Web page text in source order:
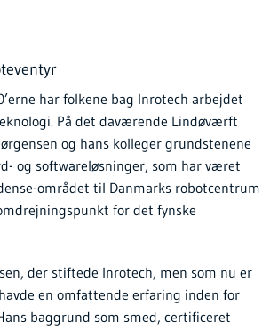
har folkene bag Inrotech arbejdet
På det daværende Lindøværft
og hans kolleger grundstenene
og softwareløsninger, som har været
området til Danmarks robotcentrum
for det fynske
der stiftede Inrotech, men som nu er
en omfattende erfaring inden for
baggrund som smed, certificeret